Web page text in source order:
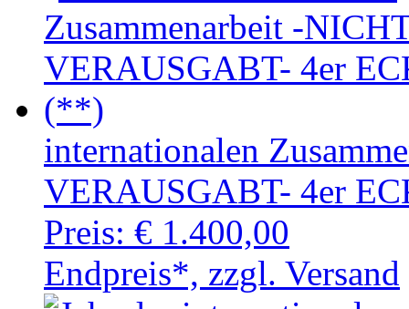
internationalen
VERAUSGABT- 4er
Preis: € 1.400,00
Endpreis*, zzgl. Versand